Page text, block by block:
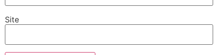
Site